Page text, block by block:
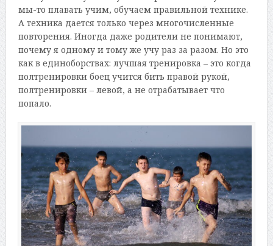
мы-то плавать учим, обучаем правильной технике.
А техника дается только через многочисленные
повторения. Иногда даже родители не понимают,
почему я одному и тому же учу раз за разом. Но это
как в единоборствах: лучшая тренировка – это когда
полтренировки боец учится бить правой рукой,
полтренировки – левой, а не отрабатывает что
попало.